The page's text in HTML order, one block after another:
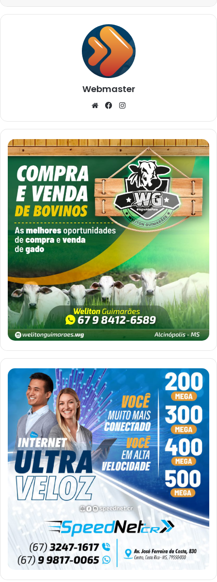
Webmaster
WebsiteFacebook